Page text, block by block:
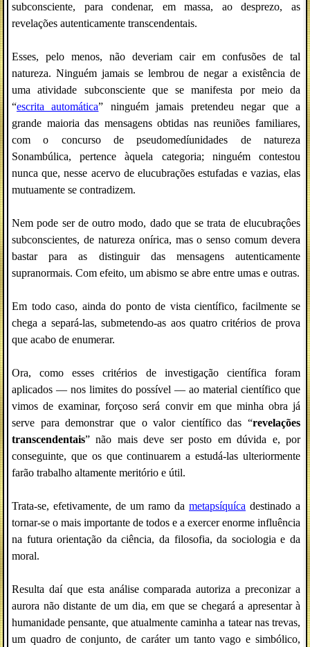
subconsciente, para condenar, em massa, ao desprezo, as
revelações autenticamente transcendentais.
Esses, pelo menos, não deveriam cair em confusões de tal
natureza. Ninguém jamais se lembrou de negar a existência de
uma atividade subconsciente que se manifesta por meio da
“escrita automática” ninguém jamais pretendeu negar que a
grande maioria das mensagens obtidas nas reuniões familiares,
com o concurso de pseudomedíunidades de natureza
Sonambúlica, pertence àquela categoria; ninguém contestou
nunca que, nesse acervo de elucubrações estufadas e vazias, elas
mutuamente se contradizem.
Nem pode ser de outro modo, dado que se trata de elucubraçôes
subconscientes, de natureza onírica, mas o senso comum devera
bastar para as distinguir das mensagens autenticamente
supranormais. Com efeito, um abismo se abre entre umas e outras.
Em todo caso, ainda do ponto de vista científico, facilmente se
chega a separá-las, submetendo-as aos quatro critérios de prova
que acabo de enumerar.
Ora, como esses critérios de investigação científica foram
aplicados — nos limites do possível — ao material científico que
vimos de examinar, forçoso será convir em que minha obra já
serve para demonstrar que o valor científico das “revelações
transcendentais” não mais deve ser posto em dúvida e, por
conseguinte, que os que continuarem a estudá-las ulteriormente
farão trabalho altamente meritório e útil.
Trata-se, efetivamente, de um ramo da metapsíquíca destinado a
tornar-se o mais importante de todos e a exercer enorme influência
na futura orientação da ciência, da filosofia, da sociologia e da
moral.
Resulta daí que esta análise comparada autoriza a preconizar a
aurora não distante de um dia, em que se chegará a apresentar à
humanidade pensante, que atualmente caminha a tatear nas trevas,
um quadro de conjunto, de caráter um tanto vago e simbólico,